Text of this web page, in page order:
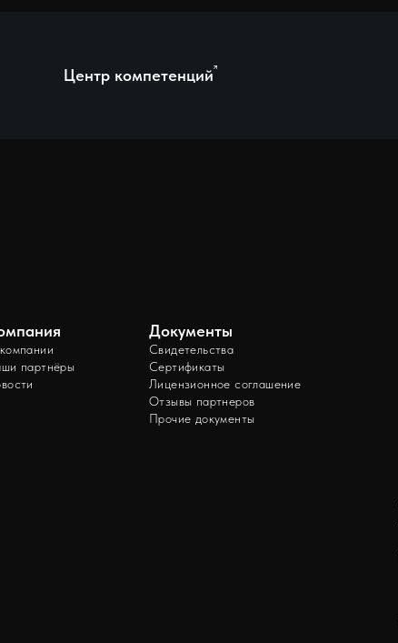
Центр компетенций
партнёры
Документы
Свидетельства
Сертификаты
Лицензионное соглашение
Отзывы партнеров
Прочие документы